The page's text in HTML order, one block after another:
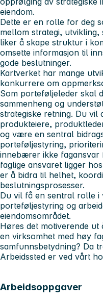
eiendom.
Dette er en rolle for deg
mellom strategi,
liker å skape struktur i
omsette informasjon til
gode beslutninger.
Kartverket har mange
konkurrere om
Som porteføljeleder skal
sammenheng og
strategiske retning. Du vil
produkteiere,
og være en sentral
porteføljestyring,
innebærer ikke fagansvar
faglige ansvaret ligger
er å bidra til helhet,
beslutningsprosesser.
Du vil få en sentral rolle i
porteføljestyring og
eiendomsområdet.
Høres det motiverende
en virksomhet med høy
samfunnsbetydning? Da
Arbeidssted er ved vårt
Arbeidsoppgaver